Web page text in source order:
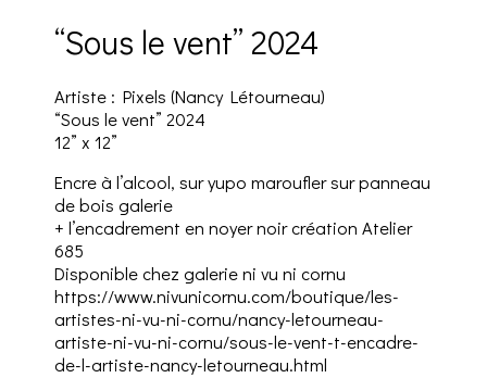
“Sous le vent” 2024
Artiste : Pixels (Nancy Létourneau)
“Sous le vent” 2024
12” x 12”
Encre à l’alcool, sur yupo maroufler sur panneau
de bois galerie
+ l’encadrement en noyer noir création Atelier
685
Disponible chez galerie ni vu ni cornu
https://www.nivunicornu.com/boutique/les-
artistes-ni-vu-ni-cornu/nancy-letourneau-
artiste-ni-vu-ni-cornu/sous-le-vent-t-encadre-
de-l-artiste-nancy-letourneau.html